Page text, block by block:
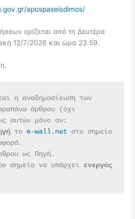
apospaseisdimos/
ορίζεται από τη Δευτέρα
12/7/2026 και ώρα 23:59.
η αναδημοσίευση των
άρθρου (όχι
αυτών μόνο αν:
το e-wall.net στο σημείο
ως Πηγή.
σημεία να υπάρχει